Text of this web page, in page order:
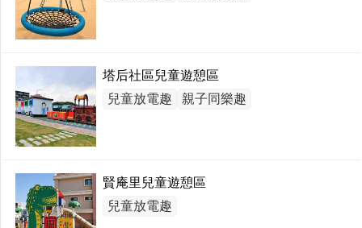
塔后社區兒童遊憩區
兒童放電趣
親子同樂趣
賢庵里兒童遊憩區
兒童放電趣